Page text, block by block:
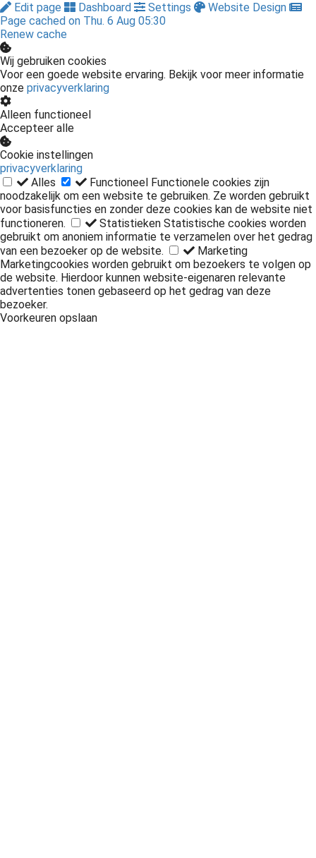
Edit page Dashboard Settings
Website Design
Page cached on Thu. 6 Aug 05:30
Renew cache
Wij gebruiken cookies
Voor een goede website ervaring. Bekijk voor meer informatie
onze privacyverklaring
Alleen functioneel
Accepteer alle
Cookie instellingen
privacyverklaring
Alles
Functioneel Functionele cookies zijn
noodzakelijk om een website te gebruiken. Ze worden gebruikt
voor basisfuncties en zonder deze cookies kan de website niet
functioneren.
Statistieken Statistische cookies worden
gebruikt om anoniem informatie te verzamelen over het gedrag
van een bezoeker op de website.
Marketing
Marketingcookies worden gebruikt om bezoekers te volgen op
de website. Hierdoor kunnen website-eigenaren relevante
advertenties tonen gebaseerd op het gedrag van deze
bezoeker.
Voorkeuren opslaan